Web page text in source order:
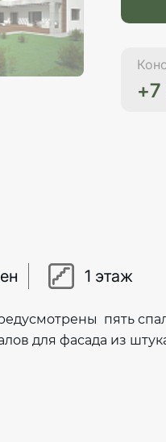
1 этаж
пять
для фасада из